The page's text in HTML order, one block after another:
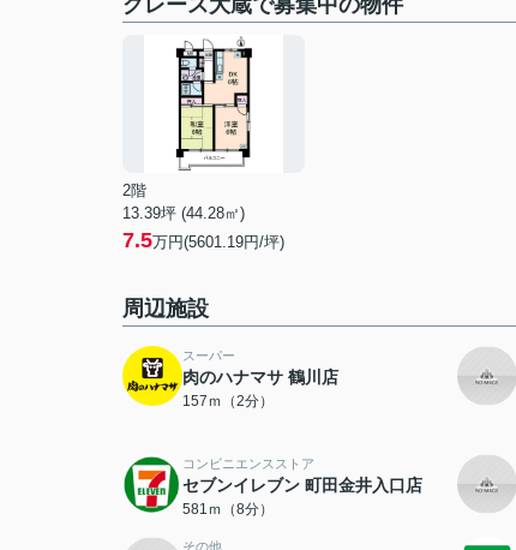
グレース大蔵で募集中の物件
2階
13.39坪 (44.28㎡)
7.5万円(5601.19円/坪)
周辺施設
スーパー
肉のハナマサ 鶴川店
157ｍ（2分）
コンビニエンスストア
セブンイレブン 町田金井入口店
581ｍ（8分）
その他